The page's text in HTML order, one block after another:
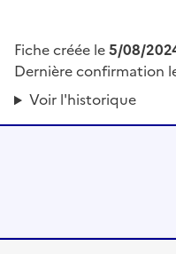
Fiche créée le5/08/
Dernière confirmation
Voir l'historique